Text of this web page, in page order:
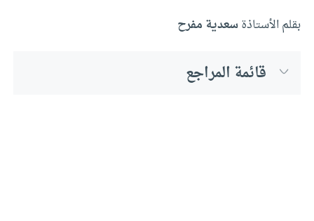
بقلم الأستاذةسعدية مفرح
قائمة المراجع